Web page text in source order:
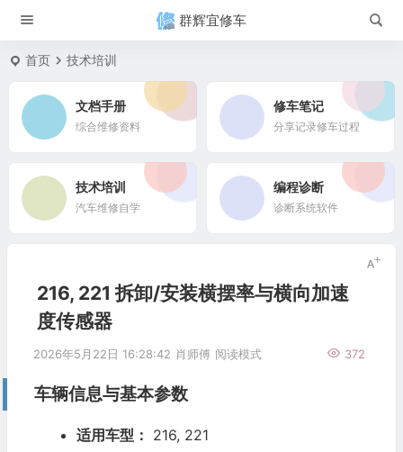
群辉宜修车
首页 技术培训
文档手册
综合维修资料
修车笔记
分享记录修车过程
技术培训
汽车维修自学
编程诊断
诊断系统软件
216, 221 拆卸/安装横摆率与横向加速
度传感器
2026年5月22日 16:28:42 肖师傅 372
阅读模式
车辆信息与基本参数
适用车型： 216, 221